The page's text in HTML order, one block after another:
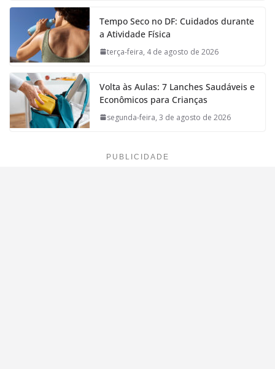
Tempo Seco no DF: Cuidados durante
a Atividade Física
terça-feira, 4 de agosto de 2026
Volta às Aulas: 7 Lanches Saudáveis e
Econômicos para Crianças
segunda-feira, 3 de agosto de 2026
PUBLICIDADE